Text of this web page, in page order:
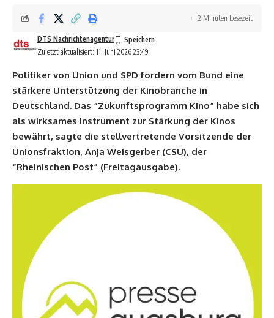
Zuletzt aktualisiert: 11. Juni 2026 23:49
DTS Nachrichtenagentur
2 Minuten Lesezeit
Politiker von Union und SPD fordern vom Bund eine
stärkere Unterstützung der Kinobranche in
Deutschland. Das “Zukunftsprogramm Kino” habe sich
als wirksames Instrument zur Stärkung der Kinos
bewährt, sagte die stellvertretende Vorsitzende der
Unionsfraktion, Anja Weisgerber (CSU), der
“Rheinischen Post” (Freitagausgabe).